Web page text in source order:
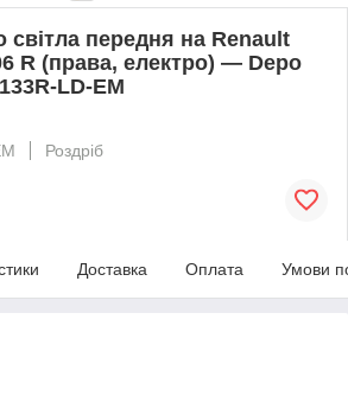
світла передня на Renault
R (права, електро) — Depo
LD-EM
Роздріб
Доставка Оплата Умови